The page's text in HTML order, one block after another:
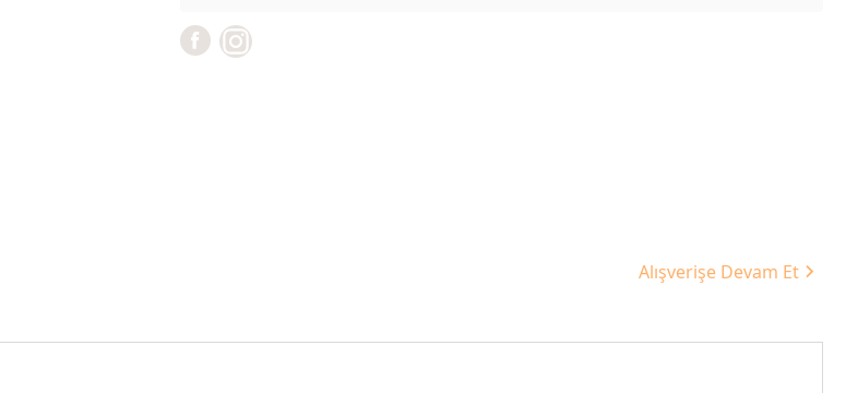
Alışverişe Devam Et